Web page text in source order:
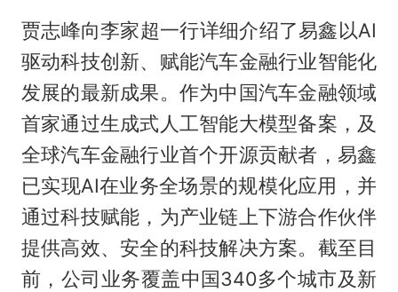
贾志峰向李家超一行详细介绍了易鑫以AI
驱动科技创新、赋能汽车金融行业智能化
发展的最新成果。作为中国汽车金融领域
首家通过生成式人工智能大模型备案，及
全球汽车金融行业首个开源贡献者，易鑫
已实现AI在业务全场景的规模化应用，并
通过科技赋能，为产业链上下游合作伙伴
提供高效、安全的科技解决方案。截至目
前，公司业务覆盖中国340多个城市及新